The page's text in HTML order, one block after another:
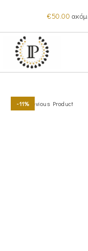
content
€50.00
-11%Previous Product